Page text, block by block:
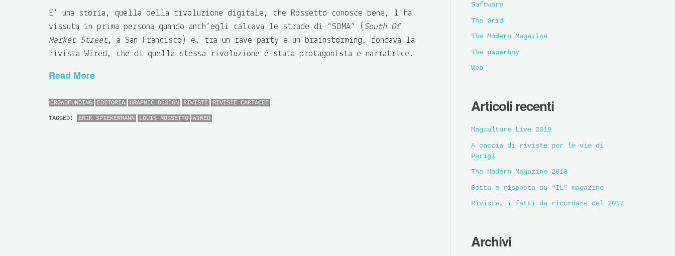
E’ una storia, quella della rivoluzione digitale, che Rossetto conosce bene, l’ha
vissuta in prima persona quando anch’egli calcava le strade di “SOMA” ( South Of
Market Street, a San Francisco) e, tra un rave party e un brainstorming, fondava la
rivista Wired, che di quella stessa rivoluzione è stata protagonista e narratrice.
Read More
CROWDFUNDING EDITORIA GRAPHIC DESIGN RIVISTE RIVISTE CARTACEE
TAGGED: ERIK SPIEKERMANN LOUIS ROSSETTO WIRED
Software
The Grid
The Modern Magazine
The paperboy
Web
Articoli recenti
Magculture Live 2019
A caccia di riviste per le vie di
Parigi
The Modern Magazine 2018
Botta e risposta su “IL” magazine
Riviste, i fatti da ricordare del 2017
Archivi